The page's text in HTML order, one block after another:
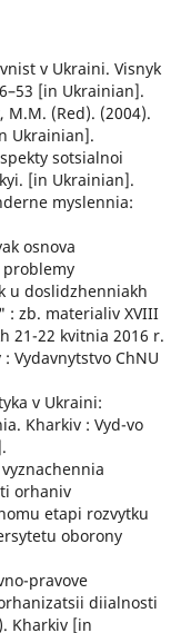
v Ukraini. Visnyk
[in Ukrainian].
M.M. (Red). (2004).
Ukrainian].
sotsialnoi
[in Ukrainian].
myslennia:
osnova
u doslidzhenniakh
: zb. materialiv XVIII
21-22 kvitnia 2016 r.
Vydavnytstvo ChNU
v Ukraini:
Kharkiv : Vyd-vo
orhaniv
etapi rozvytku
oborony
pravove
diialnosti
Kharkiv [in